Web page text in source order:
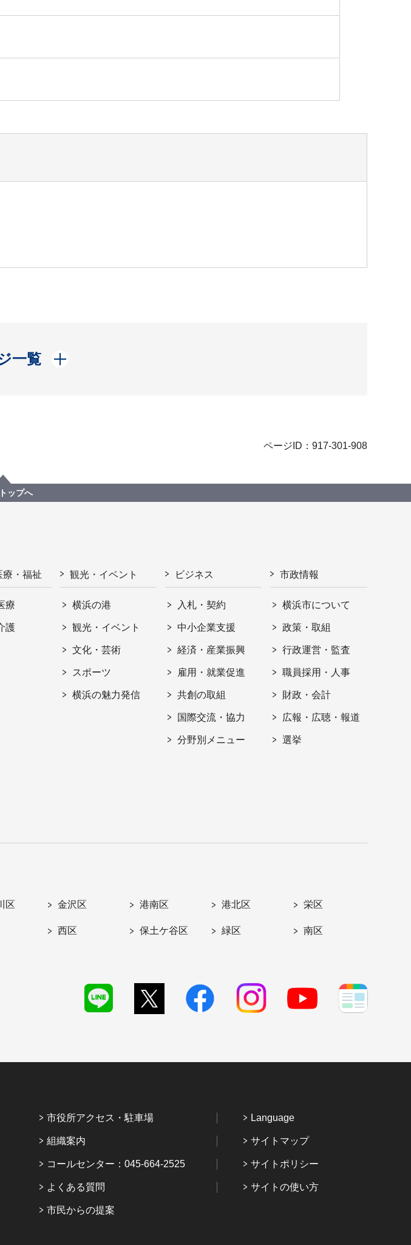
一覧
開く
ページID：917-301-908
ップへ
療・福祉
療
護
観光・イベント
横浜の港
観光・イベント
文化・芸術
スポーツ
横浜の魅力発信
ビジネス
入札・契約
中小企業支援
経済・産業振興
雇用・就業促進
共創の取組
国際交流・協力
分野別メニュー
市政情報
横浜市について
政策・取組
行政運営・監査
職員採用・人事
財政・会計
広報・広聴・報道
選挙
区 金沢区 港南区 港北区 栄区
西区 保土ケ谷区 緑区 南区
市役所アクセス・駐車場
組織案内
コールセンター：045-664-2525
よくある質問
市民からの提案
Language
サイトマップ
サイトポリシー
サイトの使い方